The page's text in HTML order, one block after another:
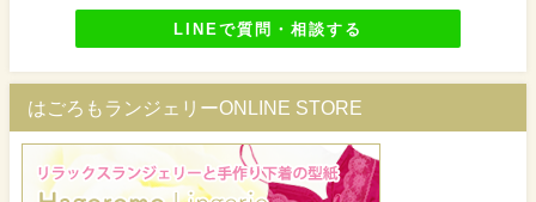
LINEで質問・相談する
はごろもランジェリーONLINE STORE